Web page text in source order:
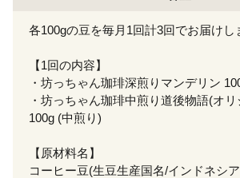
各100gの豆を毎月1回計3回でお届けし
【1回の内容】
・坊っちゃん珈琲深煎りマンデリン
・坊っちゃん珈琲中煎り道後物語(オ
100g (中煎り)
【原材料名】
コーヒー豆(生豆生産国名/インドネシア